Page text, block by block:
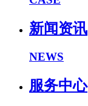
新闻资讯
NEWS
服务中心